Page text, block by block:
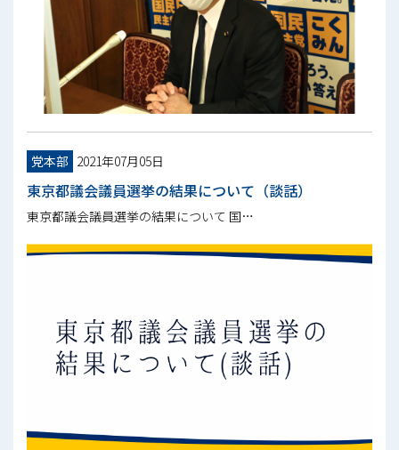
党本部 2021年07月05日
東京都議会議員選挙の結果について（談話）
東京都議会議員選挙の結果について 国…